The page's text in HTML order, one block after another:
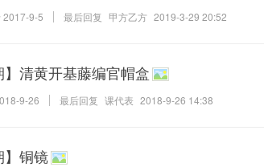
2017-9-5 最后回复 甲方乙方 2019-3-29 20:52
】清黄开基藤编官帽盒
9-26 最后回复 课代表 2018-9-26 14:38
】铜镜